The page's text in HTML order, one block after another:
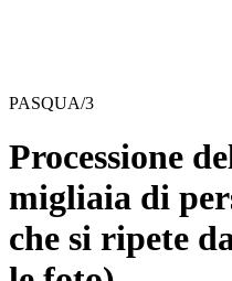
PASQUA/3
Processione
migliaia di
che si ripete